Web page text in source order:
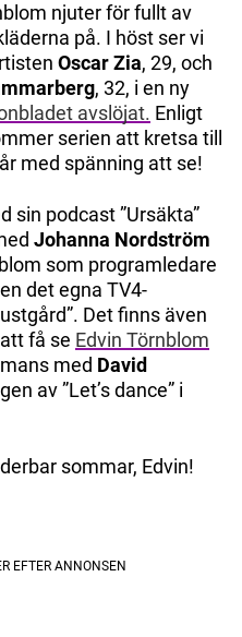
njuter för fullt av
på. I höst ser vi
Oscar Zia, 29, och
, 32, i en ny
avslöjat. Enligt
serien att kretsa till
med spänning att se!
sin podcast ”Ursäkta”
Johanna Nordström
som programledare
det egna TV4-
Det finns även
få se Edvin Törnblom
med David
av ”Let’s dance” i
sommar, Edvin!